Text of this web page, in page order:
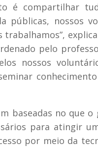
é compartilhar
públicas, nossos
pelo
nossos
baseadas no que
para atingir
por meio da